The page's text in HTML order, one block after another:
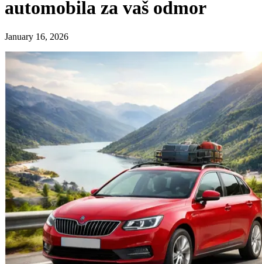
automobila za vaš odmor
January 16, 2026